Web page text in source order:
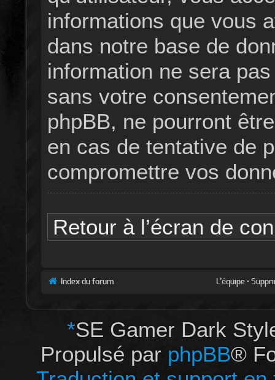
informations que vous
dans notre base de
information ne sera
sans votre
phpBB, ne pourront
en cas de tentative de
compromettre vos
Retour à l’écran de
Index du forum L’équipe •
*SE Gamer Dark
Propulsé par phpBB®